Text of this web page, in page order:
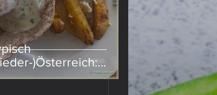
)Österreich:
mit Sauerteig